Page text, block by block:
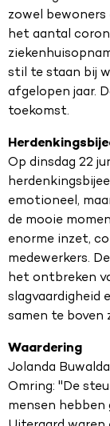
zowel bewoners
het aantal
stil te staan bij
afgelopen jaar.
toekomst.
Op dinsdag 22
emotioneel,
de mooie
enorme inzet,
medewerkers.
het ontbreken
slagvaardigheid
samen te boven
Waardering
Jolanda
Omring: "De
mensen hebben